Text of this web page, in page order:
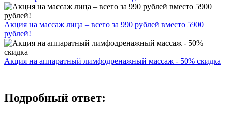
Акция на массаж лица – всего за 990 рублей вместо 5900
рублей!
Акция на аппаратный лимфодренажный массаж - 50% скидка
Подробный ответ: